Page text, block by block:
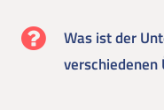
Was ist der
verschiedenen